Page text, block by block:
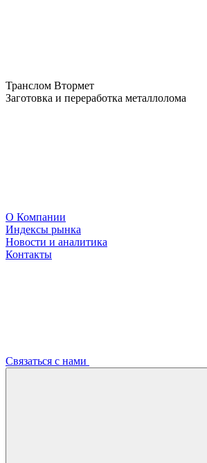
Транслом Втормет
Заготовка и переработка металлолома
О Компании
Индексы рынка
Новости и аналитика
Контакты
Связаться с нами